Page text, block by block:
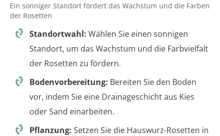
Ein sonniger Standort fördert das Wachstum und die Farben
der Rosetten
Standortwahl: Wählen Sie einen sonnigen
Standort, um das Wachstum und die Farbvielfalt
der Rosetten zu fördern.
Bodenvorbereitung: Bereiten Sie den Boden
vor, indem Sie eine Drainageschicht aus Kies
oder Sand einarbeiten.
Pflanzung: Setzen Sie die Hauswurz-Rosetten in